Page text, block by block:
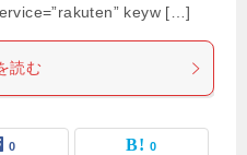
keyw […]
読む
0 0